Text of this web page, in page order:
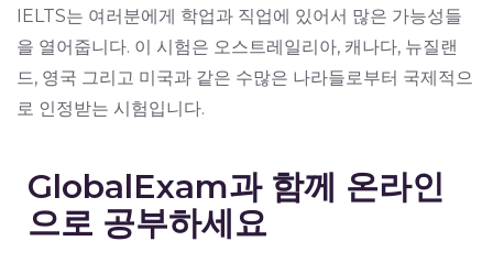
IELTS는 여러분에게 학업과 직업에 있어서 많은 가능성들
을 열어줍니다. 이 시험은 오스트레일리아, 캐나다, 뉴질랜
드, 영국 그리고 미국과 같은 수많은 나라들로부터 국제적으
로 인정받는 시험입니다.
GlobalExam과 함께 온라인
으로 공부하세요